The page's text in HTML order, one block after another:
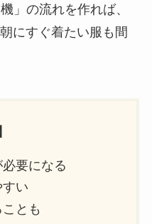
」の流れを作れば、
にすぐ着たい服も間
要になる
い
とも